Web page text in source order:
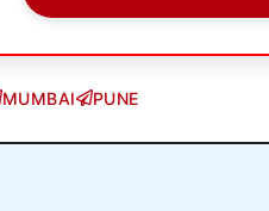
MUMBAI PUNE